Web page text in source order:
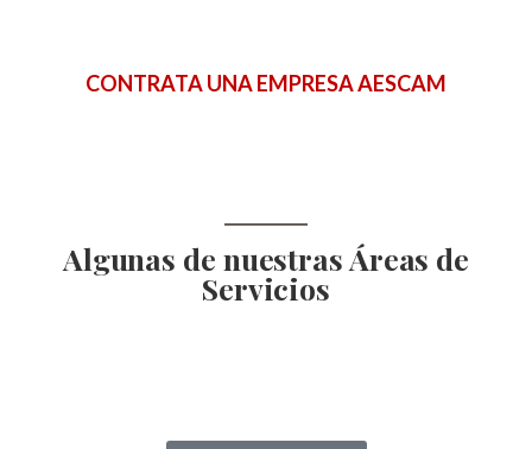
CONTRATA UNA EMPRESA AESCAM
Algunas de nuestras Áreas de
Servicios